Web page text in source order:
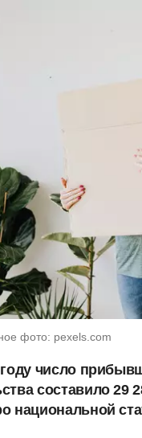
фото: pexels.com
число
составило 29
национальной